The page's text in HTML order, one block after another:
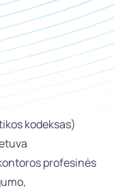
kodeksas)
profesinės